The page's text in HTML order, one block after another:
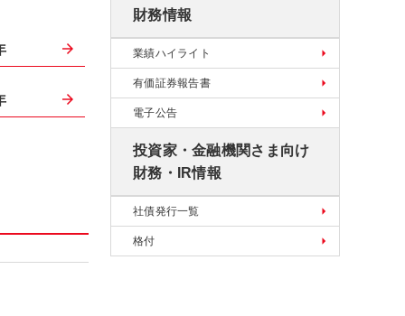
財務情報
業績ハイライト
有価証券報告書
電子公告
投資家・金融機関さま向け
財務・IR情報
社債発行一覧
格付